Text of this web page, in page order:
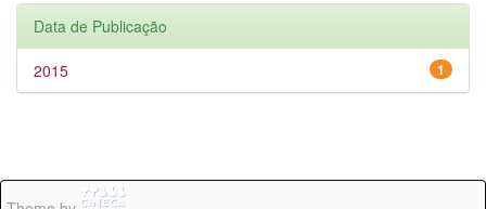
Data de Publicação
1
2015